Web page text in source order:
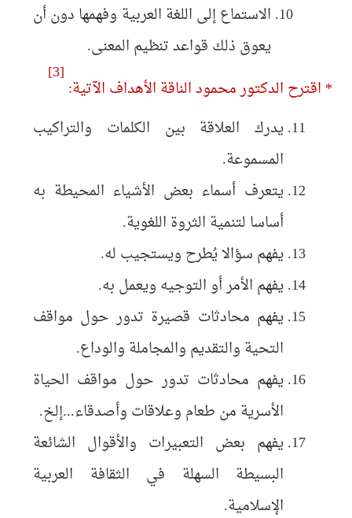
الاستماع إلى اللغة العربية وفهمها دون أن
يعوق ذلك قواعد تنظیم المعنی.
* اقترح الدكتور محمود الناقة الأهداف الآتية:
[3]
يدرك العلاقة بين الكلمات والتراكيب
المسموعة.
يتعرف أسماء بعض الأشياء المحيطة به
أساسا لتنمية الثروة اللغوية.
يفهم سؤالا يُطرح ويستجيب له.
يفهم الأمر أو التوجيه ويعمل به.
يفهم محادثات قصيرة تدور حول مواقف
التحية والتقديم والمجاملة والوداع.
يفهم محادثات تدور حول مواقف الحياة
الأسرية من طعام وعلاقات وأصدقاء...إلخ.
يفهم بعض التعبيرات والأقوال الشائعة
البسيطة السهلة في الثقافة العربية
الإسلامية.